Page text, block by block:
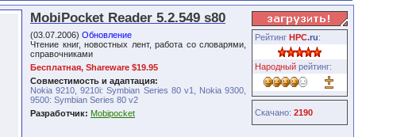
Рейтинг HPC.ru:
Народный рейтинг:
Скачано: 2190
MobiPocket Reader 5.2.549 s80
(03.07.2006) Обновление
Чтение книг, новостных лент, работа со словарями,
справочниками
Бесплатная, Shareware $19.95
Совместимость и адаптация:
Nokia 9210, 9210i: Symbian Series 80 v1, Nokia 9300,
9500: Symbian Series 80 v2
Разработчик: Mobipocket